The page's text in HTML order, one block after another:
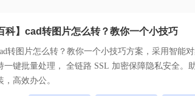
科】cad转图片怎么转？教你一个小技巧
转图片怎么转？教你一个小技巧方案，采用智能
不乱码。支持一键批量处理， 全链路 SSL 加密保障隐
，高效办公。